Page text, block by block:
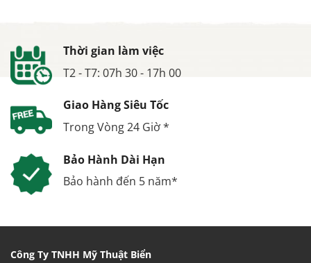
Thời gian làm việc
T2 - T7: 07h 30 - 17h 00
Giao Hàng Siêu Tốc
Trong Vòng 24 Giờ *
Bảo Hành Dài Hạn
Bảo hành đến 5 năm*
Công Ty TNHH Mỹ Thuật Biển